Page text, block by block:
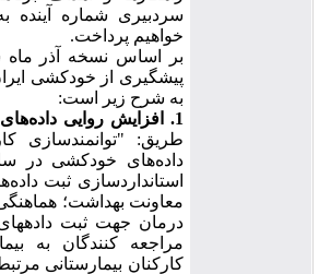
سردبیری شماره آینده
خواهیم پرداخت.
پیشگیری از خودکشی
به شرح زیر است:
طریق:
توانمندسازی
داده‌های خودکشی در
استانداردسازی ثبت
معاونت بهداشت؛
درمان جهت ثبت
مراجعه کنندگان به
کارکنان بیمارستانی